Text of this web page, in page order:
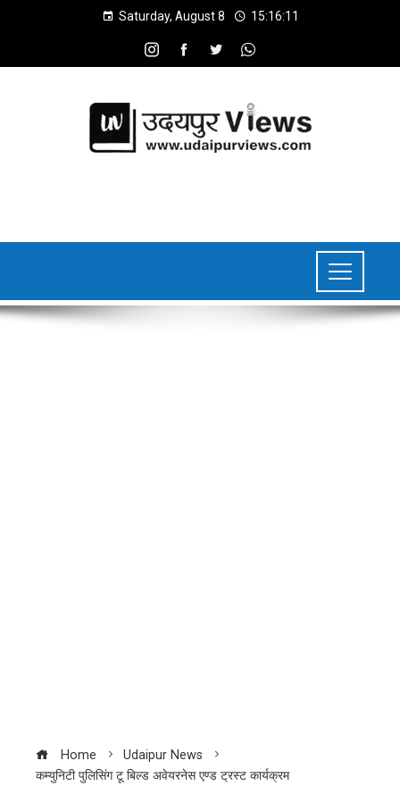
Saturday, August 8 15:16:12
Home
Udaipur News
कम्युनिटी पुलिसिंग टू बिल्ड अवेयरनेस एण्ड ट्रस्ट कार्यक्रम